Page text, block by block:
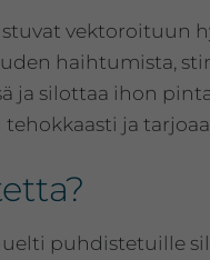
vektoroituun
haihtumista,
ja silottaa ihon
ja
puhdistetuille